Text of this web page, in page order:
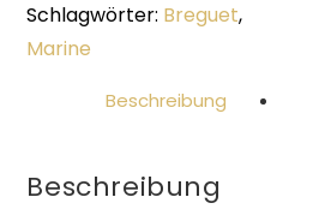
Schlagwörter: Breguet,
Marine
Beschreibung
Beschreibung